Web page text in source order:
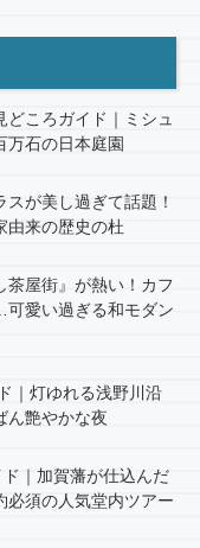
どころガイド｜ミシュ
万石の日本庭園
が美し過ぎて話題！
由来の歴史の杜
茶屋街』が熱い！カフ
愛い過ぎる和モダン
｜灯ゆれる浅野川沿
ん艶やかな夜
｜加賀藩が仕込んだ
必須の人気堂内ツアー